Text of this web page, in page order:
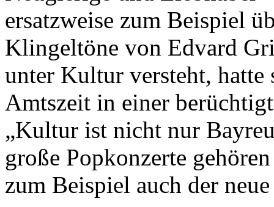
ersatzweise zum Beispiel
Klingeltöne von Edvard
unter Kultur versteht, hatte
Amtszeit in einer
„Kultur ist nicht nur
große Popkonzerte
zum Beispiel auch der